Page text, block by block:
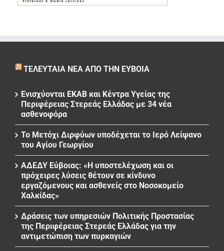
ΤΕΛΕΥΤΑΊΑ ΝΈΑ ΑΠΌ ΤΗΝ ΕΎΒΟΙΑ
Ενισχύονται ΕΚΑΒ και Κέντρα Υγείας της
Περιφέρειας Στερεάς Ελλάδας με 34 νέα
ασθενοφόρα
Το Μετόχι Διρφύων υποδέχεται το Ιερό Λείψανο
του Αγίου Γεωργίου
ΑΔΕΔΥ Εύβοιας: «Η υποστελέχωση και οι
πρόχειρες λύσεις θέτουν σε κίνδυνο
εργαζόμενους και ασθενείς στο Νοσοκομείο
Χαλκίδας»
Δράσεις των υπηρεσιών Πολιτικής Προστασίας
της Περιφέρειας Στερεάς Ελλάδας για την
αντιμετώπιση των πυρκαγιών